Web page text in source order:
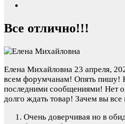
Все отлично!!!
Елена Михайловна 23 апреля,
всем форумчанам! Опять пишу!
последними сообщениями! Нет
долго ждать товар! Зачем вы все
Очень доверчивая но в